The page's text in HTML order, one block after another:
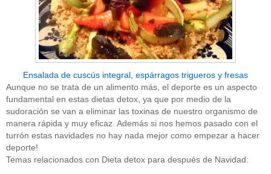
Ensalada de cuscús integral, espárragos trigueros y fresas
Aunque no se trata de un alimento más, el deporte es un aspecto
fundamental en estas dietas detox, ya que por medio de la
sudoración se van a eliminar las toxinas de nuestro organismo de
manera rápida y muy eficaz. Además si nos hemos pasado con el
turrón estas navidades no hay nada mejor como empezar a hacer
deporte!
Temas relacionados con Dieta detox para después de Navidad: